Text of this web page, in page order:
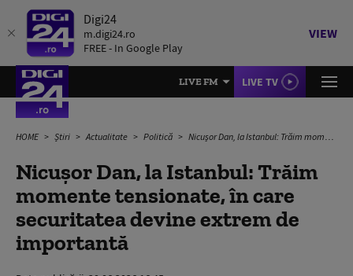
Digi24
m.digi24.ro
FREE - In Google Play
VIEW
LIVE FM LIVE TV
HOME Știri Actualitate Politică Nicușor Dan, la Istanbul: Trăim momente tensionate, în care securitatea devine extrem de importantă
Nicușor Dan, la Istanbul: Trăim
momente tensionate, în care
securitatea devine extrem de
importantă